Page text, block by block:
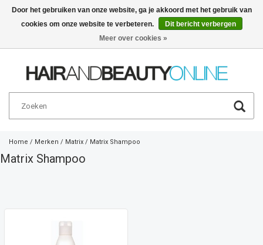
Nederlands €
Home / Merken / Matrix / Matrix Shampoo
Matrix Shampoo
Door het gebruiken van onze website, ga je akkoord met het gebruik van
cookies om onze website te verbeteren.
Dit bericht verbergen
Meer over cookies »